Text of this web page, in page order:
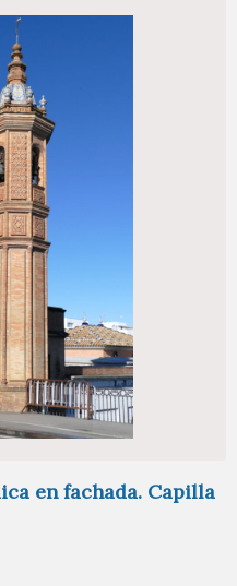
en fachada. Capilla